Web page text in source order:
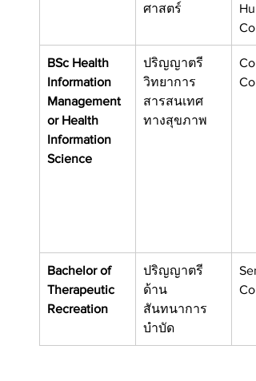
ศาสตร์
BSc Health
Information
Management
or Health
Information
Science
ปริญญาตรี
วิทยาการ
สารสนเทศ
ทางสุขภาพ
Bachelor of
Therapeutic
Recreation
ปริญญาตรี
ด้าน
สันทนาการ
บำบัด